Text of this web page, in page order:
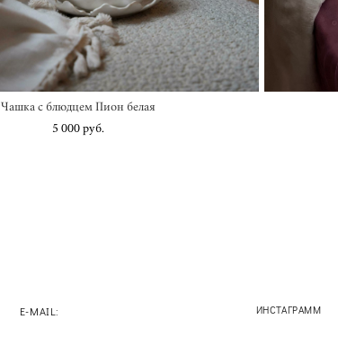
Чашка с блюдцем Пион белая
5 000 pуб.
E-MAIL: ИНСТАГРАММ